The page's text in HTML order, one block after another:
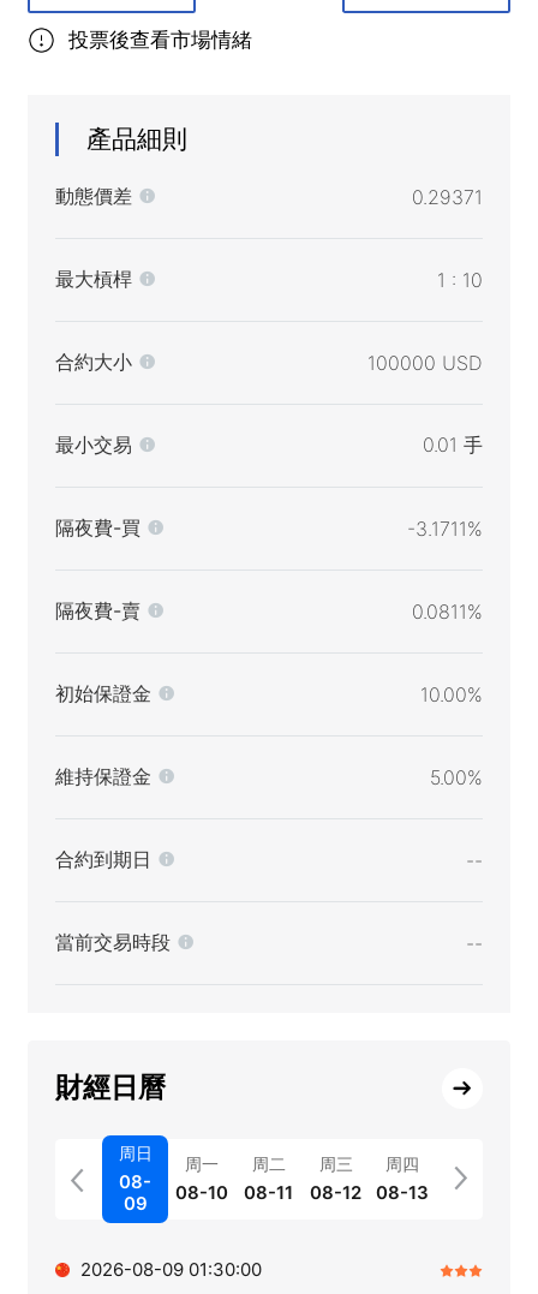
投票後查看市場情緒
產品細則
動態價差 0.29371
最大槓桿 1 : 10
合約大小 100000 USD
最小交易 0.01 手
隔夜費-買 -3.1711%
隔夜費-賣 0.0811%
初始保證金 10.00%
維持保證金 5.00%
合約到期日 --
當前交易時段 --
財經日曆
周日
08-
09
周一
08-10
周二
08-11
周三
08-12
周四
08-13
2026-08-09 01:30:00